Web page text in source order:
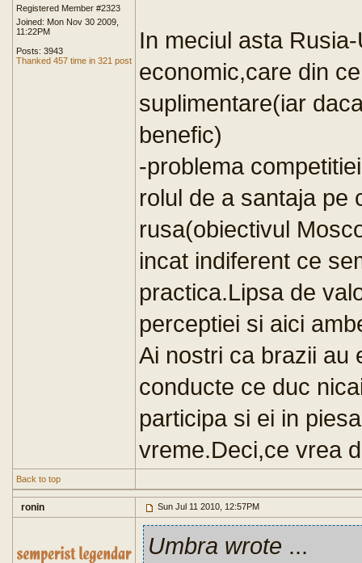
Registered Member #2323
Joined: Mon Nov 30 2009,
11:22PM
Posts: 3943
Thanked 457 time in 321 post
In meciul asta
economic,care din
suplimentare(iar
benefic)
-problema
rolul de a santaja pe
rusa(obiectivul
incat indiferent ce
practica.Lipsa de
perceptiei si aici
Ai nostri ca brazii au
conducte ce duc
participa si ei in
vreme.Deci,ce vrea
Back to top
ronin Sun Jul 11 2010, 12:57PM
Umbra wrote ...